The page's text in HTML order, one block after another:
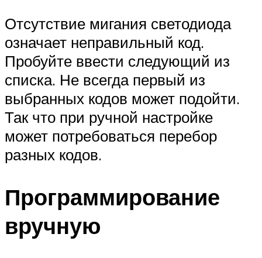
Отсутствие мигания светодиода
означает неправильный код.
Пробуйте ввести следующий из
списка. Не всегда первый из
выбранных кодов может подойти.
Так что при ручной настройке
может потребоваться перебор
разных кодов.
Программирование
вручную